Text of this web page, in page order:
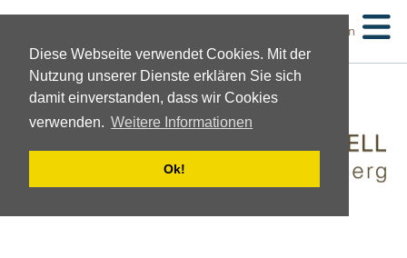
Diese Webseite verwendet Cookies. Mit der
Nutzung unserer Dienste erklären Sie sich
damit einverstanden, dass wir Cookies
verwenden. Weitere Informationen
Ok!
Suchen